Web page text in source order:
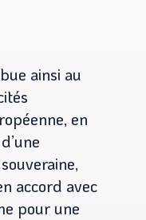
ainsi au
en
accord avec
pour une